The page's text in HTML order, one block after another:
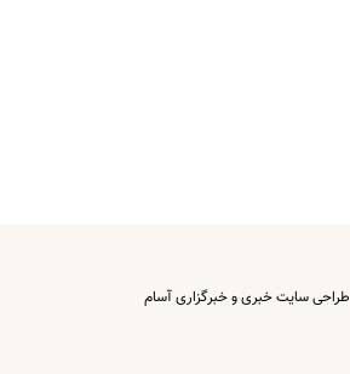
طراحی سایت خبری و خبرگزاری آسام